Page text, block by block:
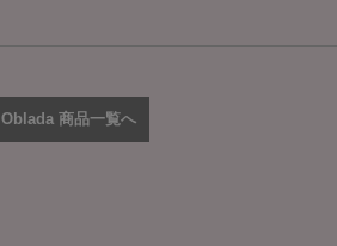
Oblada 商品一覧へ